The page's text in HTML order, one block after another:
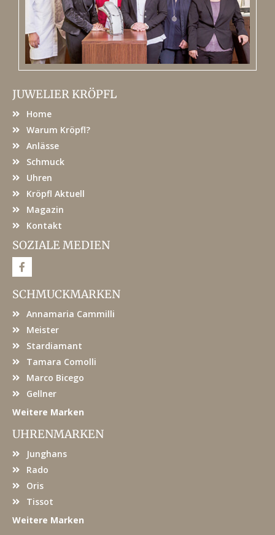
JUWELIER KRÖPFL
Home
Warum Kröpfl?
Anlässe
Schmuck
Uhren
Kröpfl Aktuell
Magazin
Kontakt
SOZIALE MEDIEN
F
a
e
b
o
SCHMUCKMARKEN
Annamaria Cammilli
Meister
Stardiamant
Tamara Comolli
Marco Bicego
Gellner
Weitere Marken
UHRENMARKEN
Junghans
Rado
Oris
Tissot
Weitere Marken